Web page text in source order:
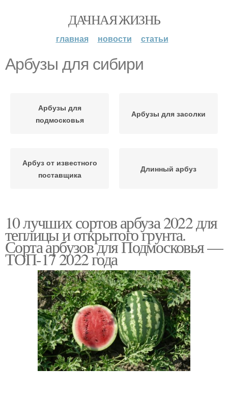
ДАЧНАЯ ЖИЗНЬ
главная новости статьи
Арбузы для сибири
Арбузы для
подмосковья
Арбузы для засолки
Арбуз от известного
поставщика
Длинный арбуз
10 лучших сортов арбуза 2022 для
теплицы и открытого грунта.
Сорта арбузов для Подмосковья —
ТОП-17 2022 года